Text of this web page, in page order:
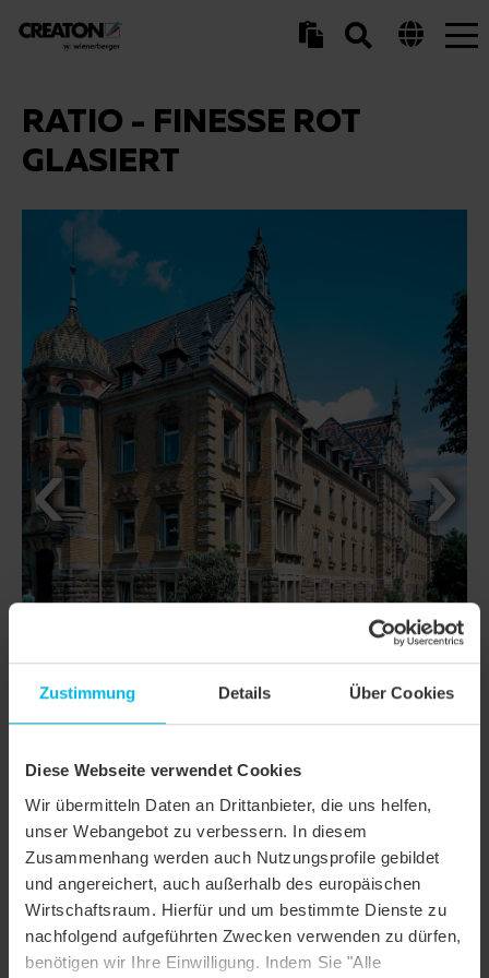
Zustimmung Details Über Cookies
Diese Webseite verwendet Cookies
Wir übermitteln Daten an Drittanbieter, die uns helfen,
unser Webangebot zu verbessern. In diesem
Zusammenhang werden auch Nutzungsprofile gebildet
und angereichert, auch außerhalb des europäischen
Wirtschaftsraum. Hierfür und um bestimmte Dienste zu
nachfolgend aufgeführten Zwecken verwenden zu dürfen,
benötigen wir Ihre Einwilligung. Indem Sie "Alle
RATIO - FINESSE ROT
GLASIERT
DETAILS
Produktfamilie Falzziegel / Doppelmuldenfalzziegel
Produktgruppe Dachziegel